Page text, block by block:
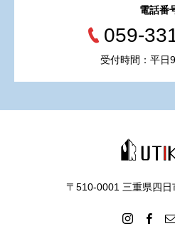
電話番
059-
受付時間：平日
〒510-0001 三重県四日